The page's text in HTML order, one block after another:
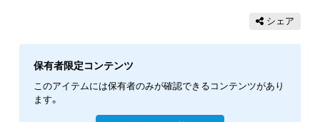
シェア
保有者限定コンテンツ
このアイテムには保有者のみが確認できるコンテンツがあり
ます。